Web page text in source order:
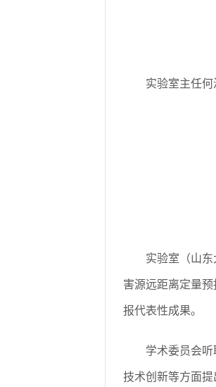
实验室主任
实验室（山
害源远距离定量
报代表性成果。
学术委员会
技术创新等方面